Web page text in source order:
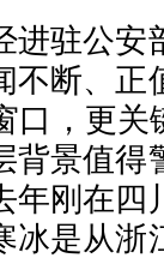
进驻公安
不断、正
口，更
背景值得
年刚在四
冰是从浙